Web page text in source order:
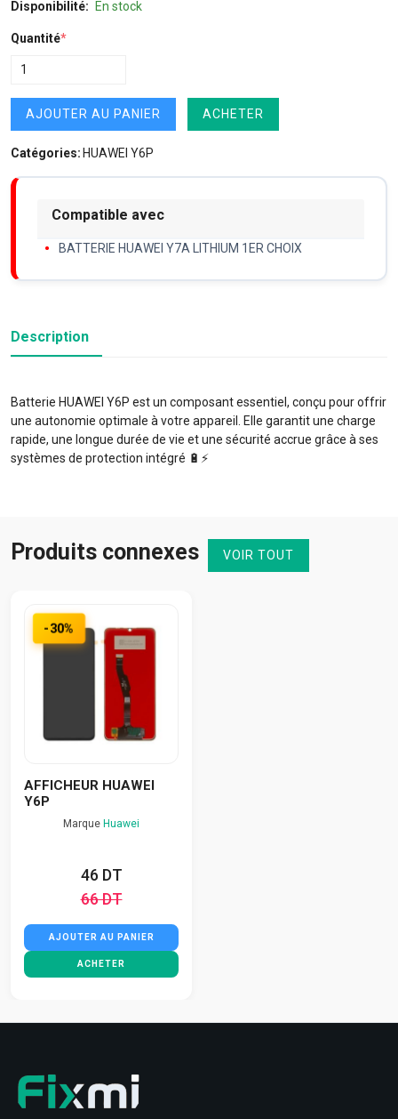
Disponibilité: En stock
Quantité*
AJOUTER AU PANIER ACHETER
Catégories: HUAWEI Y6P
Compatible avec
BATTERIE HUAWEI Y7A LITHIUM 1ER CHOIX
Description
Batterie HUAWEI Y6P est un composant essentiel, conçu pour offrir
une autonomie optimale à votre appareil. Elle garantit une charge
rapide, une longue durée de vie et une sécurité accrue grâce à ses
systèmes de protection intégré 🔋⚡️
Produits connexes VOIR TOUT
-30%
AFFICHEUR HUAWEI
Y6P
Marque Huawei
46 DT
66 DT
AJOUTER AU PANIER
ACHETER